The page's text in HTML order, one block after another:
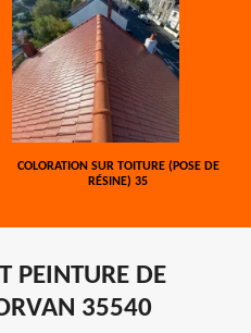
COLORATION SUR TOITURE (POSE DE
RÉSINE) 35
PEINTURE DE
35540